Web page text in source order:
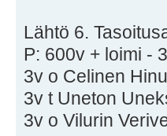
Lähtö 6.
P: 600v + loimi -
3v o Celinen
3v t Uneton
3v o Vilurin